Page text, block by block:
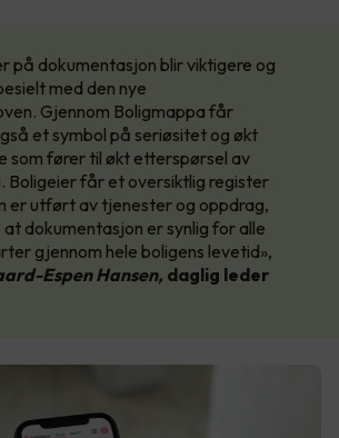
på dokumentasjon blir viktigere og
med den nye
Gjennom Boligmappa får
et symbol på seriøsitet og økt
som fører til økt etterspørsel av
Boligeier får et oversiktlig register
er utført av tjenester og oppdrag,
at dokumentasjon er synlig for alle
gjennom hele boligens levetid»,
Espen Hansen, daglig leder